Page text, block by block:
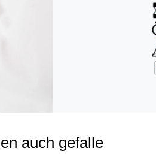
auch gefalle